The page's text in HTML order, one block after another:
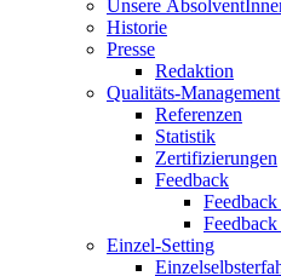
Unsere
Historie
Presse
Redaktion
Qualitäts-Management
Referenzen
Statistik
Zertifizierungen
Feedback
Einzel-Setting